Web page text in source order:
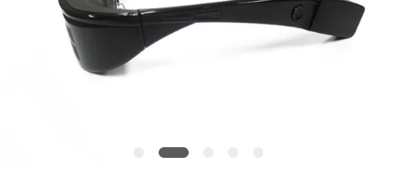
POLITIQUE